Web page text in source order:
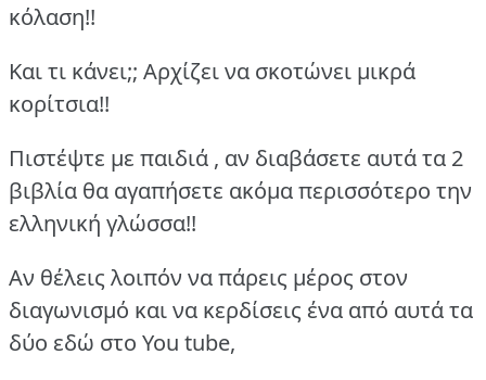
κόλαση!!
Και τι κάνει;; Αρχίζει να σκοτώνει μικρά
κορίτσια!!
Πιστέψτε με παιδιά , αν διαβάσετε αυτά τα 2
βιβλία θα αγαπήσετε ακόμα περισσότερο την
ελληνική γλώσσα!!
Αν θέλεις λοιπόν να πάρεις μέρος στον
διαγωνισμό και να κερδίσεις ένα από αυτά τα
δύο εδώ στο You tube,